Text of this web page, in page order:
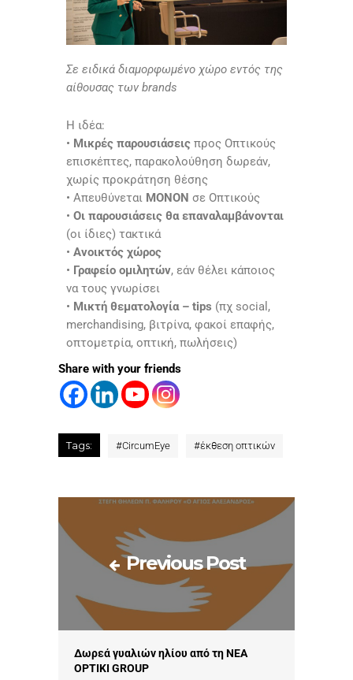
Σε ειδικά διαμορφωμένο χώρο εντός της
αίθουσας των brands
H ιδέα:
• Μικρές παρουσιάσεις προς Οπτικούς
επισκέπτες, παρακολούθηση δωρεάν,
χωρίς προκράτηση θέσης
• Απευθύνεται ΜΟΝΟΝ σε Οπτικούς
• Οι παρουσιάσεις θα επαναλαμβάνονται
(οι ίδιες) τακτικά
• Ανοικτός χώρος
• Γραφείο ομιλητών, εάν θέλει κάποιος
να τους γνωρίσει
• Μικτή θεματολογία – tips (πχ social,
merchandising, βιτρίνα, φακοί επαφής,
οπτομετρία, οπτική, πωλήσεις)
Share with your friends
Tags: #CircumEye #έκθεση οπτικών
Previous Post
Δωρεά γυαλιών ηλίου από τη NEA
OPTIKI GROUP